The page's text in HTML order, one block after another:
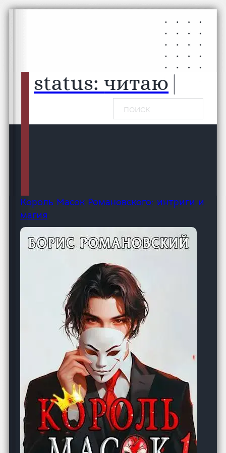
Перейти к основному содержанию
Перейти к нижнему колонтитулу
status:чита|
Поиск
Король Масок Романовского: интриги и
магия